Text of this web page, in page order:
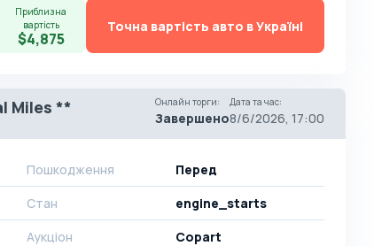
Приблизна
вартість
$4,875
Точна вартість авто в Україні
Miles ** Онлайн торги:
Завершено
Дата та час:
8/6/2026, 17:00
Пошкодження
Перед
Стан
engine_starts
Аукціон
Copart